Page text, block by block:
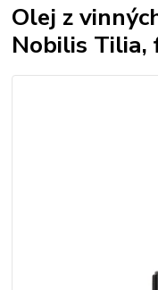
Olej z
Nobilis Tilia,